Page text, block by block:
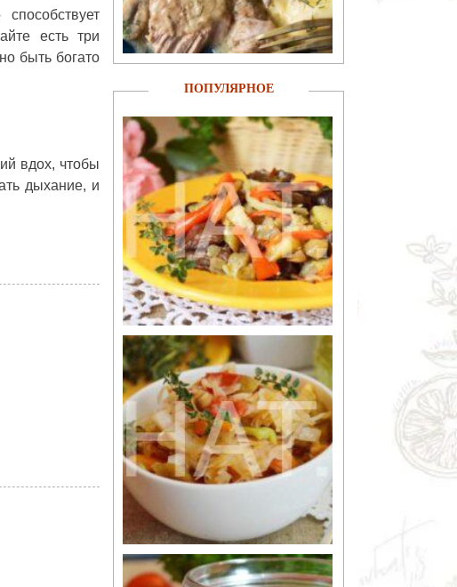
есть три
быть богато
вдох, чтобы
дыхание, и
ПОПУЛЯРНОЕ